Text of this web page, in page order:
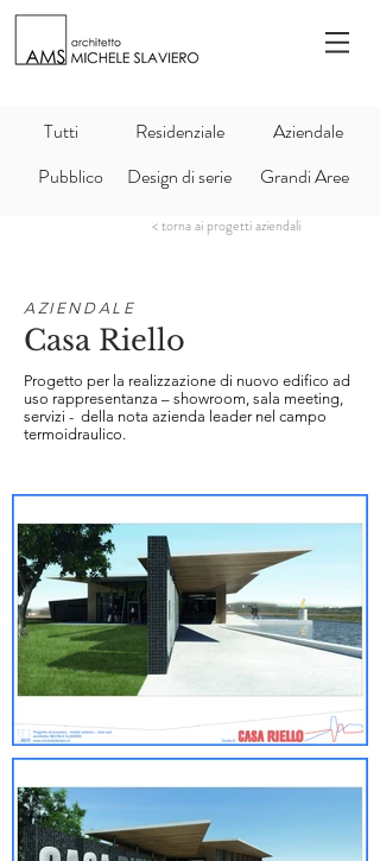
Tutti
Pubblico
Residenziale
Design di serie
Aziendale
Grandi Aree
< torna ai progetti aziendali
AZIENDALE
Casa Riello
Progetto per la realizzazione di nuovo edifico ad
uso rappresentanza – showroom, sala meeting,
servizi - della nota azienda leader nel campo
termoidraulico.